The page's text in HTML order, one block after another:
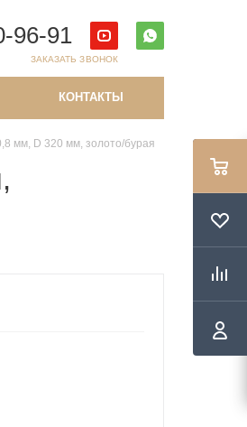
96-91
ЗАКАЗАТЬ ЗВОНОК
КОНТАКТЫ
мм, D 320 мм, золото/бурая